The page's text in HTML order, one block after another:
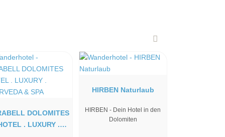
DOLOMITES
. LUXURY .
HIRBEN Naturlaub
HIRBEN - Dein Hotel in den
Dolomiten